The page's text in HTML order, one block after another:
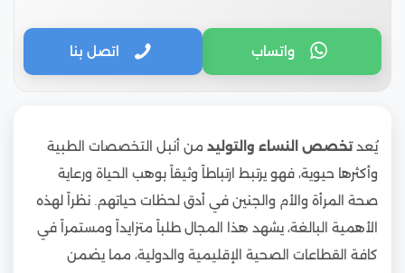
واتساب اتصل بنا
يُعدتخصص النساء والتوليد من أنبل التخصصات الطبية
وأكثرها حيوية، فهو يرتبط ارتباطاً وثيقاً بوهب الحياة ورعاية
صحة المرأة والأم والجنين في أدق لحظات حياتهم. نظراً لهذه
الأهمية البالغة، يشهد هذا المجال طلباً متزايداً ومستمراً في
كافة القطاعات الصحية الإقليمية والدولية، مما يضمن